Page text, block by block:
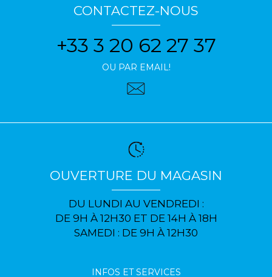
CONTACTEZ-NOUS
+33 3 20 62 27 37
OU PAR EMAIL!
OUVERTURE DU MAGASIN
DU LUNDI AU VENDREDI :
DE 9H À 12H30 ET DE 14H À 18H
SAMEDI : DE 9H À 12H30
INFOS ET SERVICES